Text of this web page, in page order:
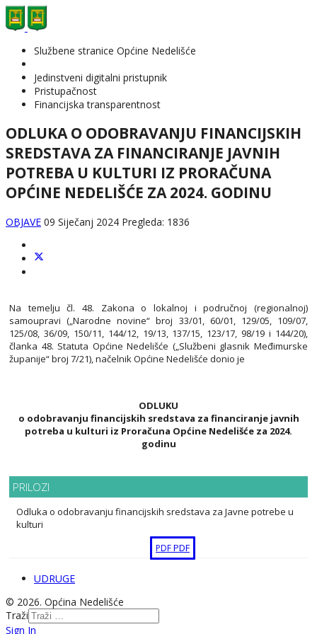
Službene stranice Općine Nedelišće
Jedinstveni digitalni pristupnik
Pristupačnost
Financijska transparentnost
ODLUKA O ODOBRAVANJU FINANCIJSKIH
SREDSTAVA ZA FINANCIRANJE JAVNIH
POTREBA U KULTURI IZ PRORAČUNA
OPĆINE NEDELIŠĆE ZA 2024. GODINU
OBJAVE 09 Siječanj 2024 Pregleda: 1836
Na temelju čl. 48. Zakona o lokalnoj i područnoj (regionalnoj)
samoupravi („Narodne novine“ broj 33/01, 60/01, 129/05, 109/07,
125/08, 36/09, 150/11, 144/12, 19/13, 137/15, 123/17, 98/19 i 144/20),
članka 48. Statuta Općine Nedelišće („Službeni glasnik Međimurske
županije“ broj 7/21), načelnik Općine Nedelišće donio je
ODLUKU
o odobravanju financijskih sredstava za financiranje javnih
potreba u kulturi iz Proračuna Općine Nedelišće za 2024.
godinu
PRILOZI
Odluka o odobravanju financijskih sredstava za Javne potrebe u
kulturi
PDFPDF
UDRUGE
© 2026. Općina Nedelišće
Traži
Sign In